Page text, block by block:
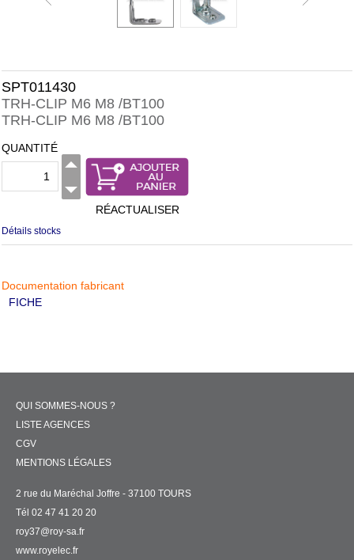
SPT011430
TRH-CLIP M6 M8 /BT100
TRH-CLIP M6 M8 /BT100
QUANTITÉ
RÉACTUALISER
Détails stocks
Documentation fabricant
FICHE
QUI SOMMES-NOUS ?
LISTE AGENCES
CGV
MENTIONS LÉGALES
2 rue du Maréchal Joffre - 37100 TOURS
Tél 02 47 41 20 20
roy37@roy-sa.fr
www.royelec.fr